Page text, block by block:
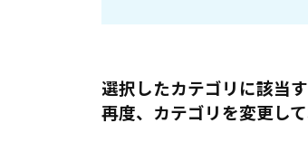
選択したカテゴリに該当
再度、カテゴリを変更し